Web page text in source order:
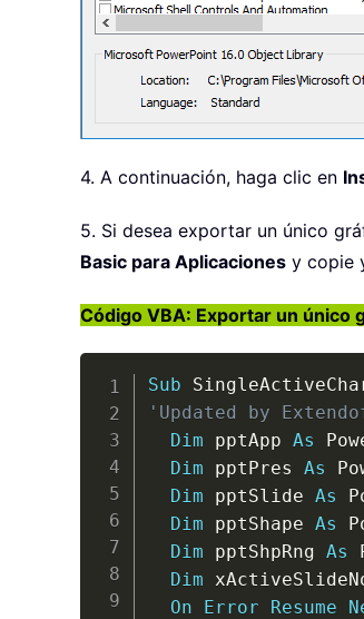
4. A continuación, haga clic en
5. Si desea exportar un único
Basic para Aplicaciones y copie
Código VBA: Exportar un único
Sub
'Updated by
Dim pptApp As
Dim pptPres As
Dim pptSlide As
Dim pptShape As
Dim pptShpRng As
Dim
On
Error Resume